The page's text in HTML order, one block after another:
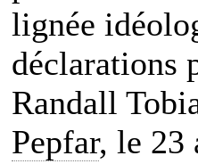
lignée
déclarations
Randall
Pepfar, le 23